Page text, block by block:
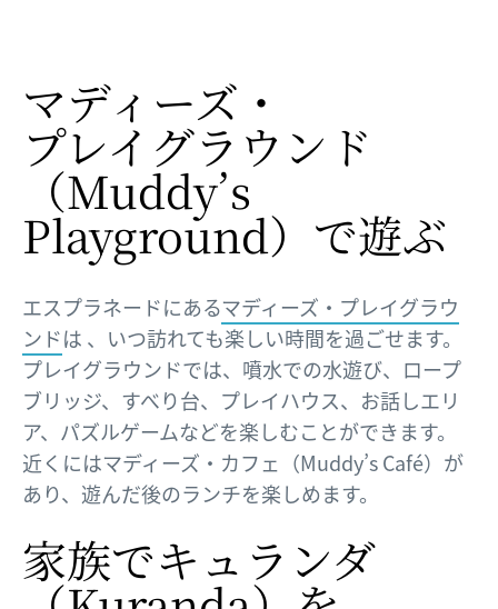
マディーズ・
プレイグラウンド​
（Muddy’s
Playground）で​遊ぶ
エスプラネードにあるマディーズ・プレイグラウ
ンドは 、いつ訪れても楽しい時間を過ごせます。
プレイグラウンドでは、噴水での水遊び、ロープ
ブリッジ、すべり台、プレイハウス、お話しエリ
ア、パズルゲームなどを楽しむことができます。
近くにはマディーズ・カフェ（Muddy’s Café）が
あり、遊んだ後のランチを楽しめます。
家族で​キュランダ​